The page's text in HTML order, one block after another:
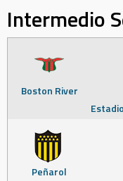
Intermedio
Boston River
Peñarol